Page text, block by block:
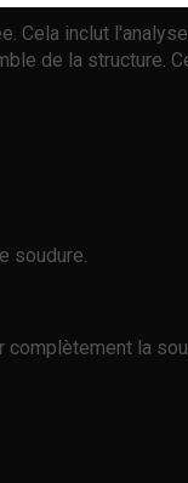
Cela inclut
de la structure.
soudure.
la